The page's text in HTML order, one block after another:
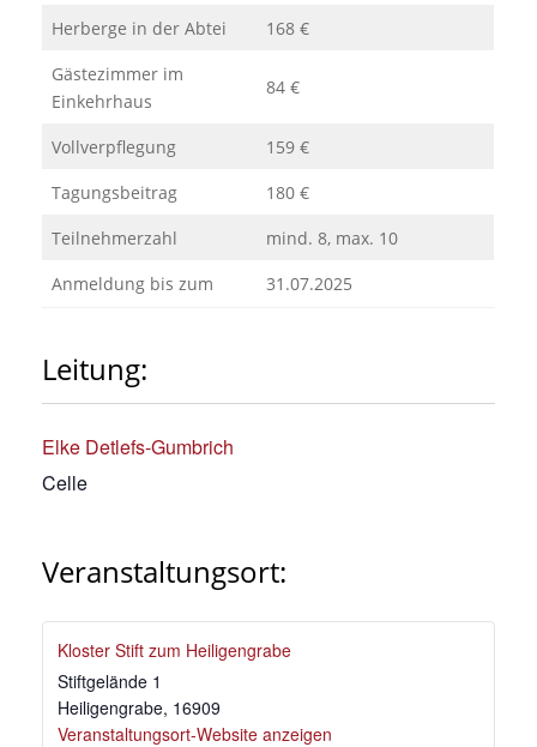
Herberge in der Abtei
168 €
Gästezimmer im
Einkehrhaus
84 €
Vollverpflegung
159 €
Tagungsbeitrag
180 €
Teilnehmerzahl
mind. 8, max. 10
Anmeldung bis zum
31.07.2025
Leitung:
Elke Detlefs-Gumbrich
Celle
Veranstaltungsort:
Kloster Stift zum Heiligengrabe
Stiftgelände 1
Heiligengrabe, 16909
Veranstaltungsort-Website anzeigen